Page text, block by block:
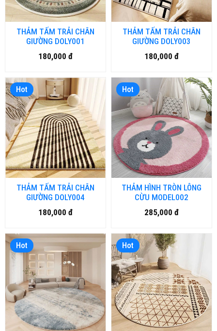
THẢM TẤM TRẢI CHÂN
GIƯỜNG DOLY001
180,000 đ
THẢM TẤM TRẢI CHÂN
GIƯỜNG DOLY003
180,000 đ
Hot
THẢM TẤM TRẢI CHÂN
GIƯỜNG DOLY004
180,000 đ
Hot
THẢM HÌNH TRÒN LÔNG
CỪU MODEL002
285,000 đ
Hot Hot